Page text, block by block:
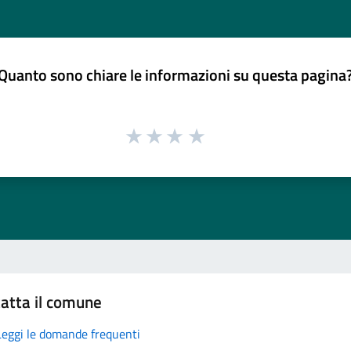
sono chiare le informazioni su questa
il comune
le domande frequenti